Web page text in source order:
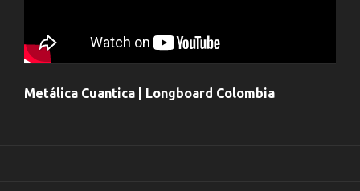
Metálica Cuantica | Longboard Colombia